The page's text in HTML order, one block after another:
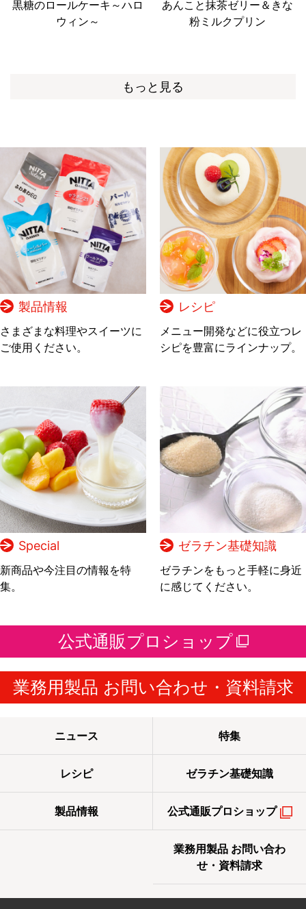
黒糖のロールケーキ～ハロ
ウィン～
あんこと抹茶ゼリー＆きな
粉ミルクプリン
もっと見る
製品情報
さまざまな料理やスイーツに
ご使用ください。
レシピ
メニュー開発などに役立つレ
シピを豊富にラインナップ。
Special
新商品や今注目の情報を特
集。
ゼラチン基礎知識
ゼラチンをもっと手軽に身近
に感じてください。
公式通販プロショップ
業務用製品 お問い合わせ・資料請求
ニュース 特集
レシピ ゼラチン基礎知識
製品情報 公式通販プロショップ
業務用製品 お問い合わ
せ・資料請求